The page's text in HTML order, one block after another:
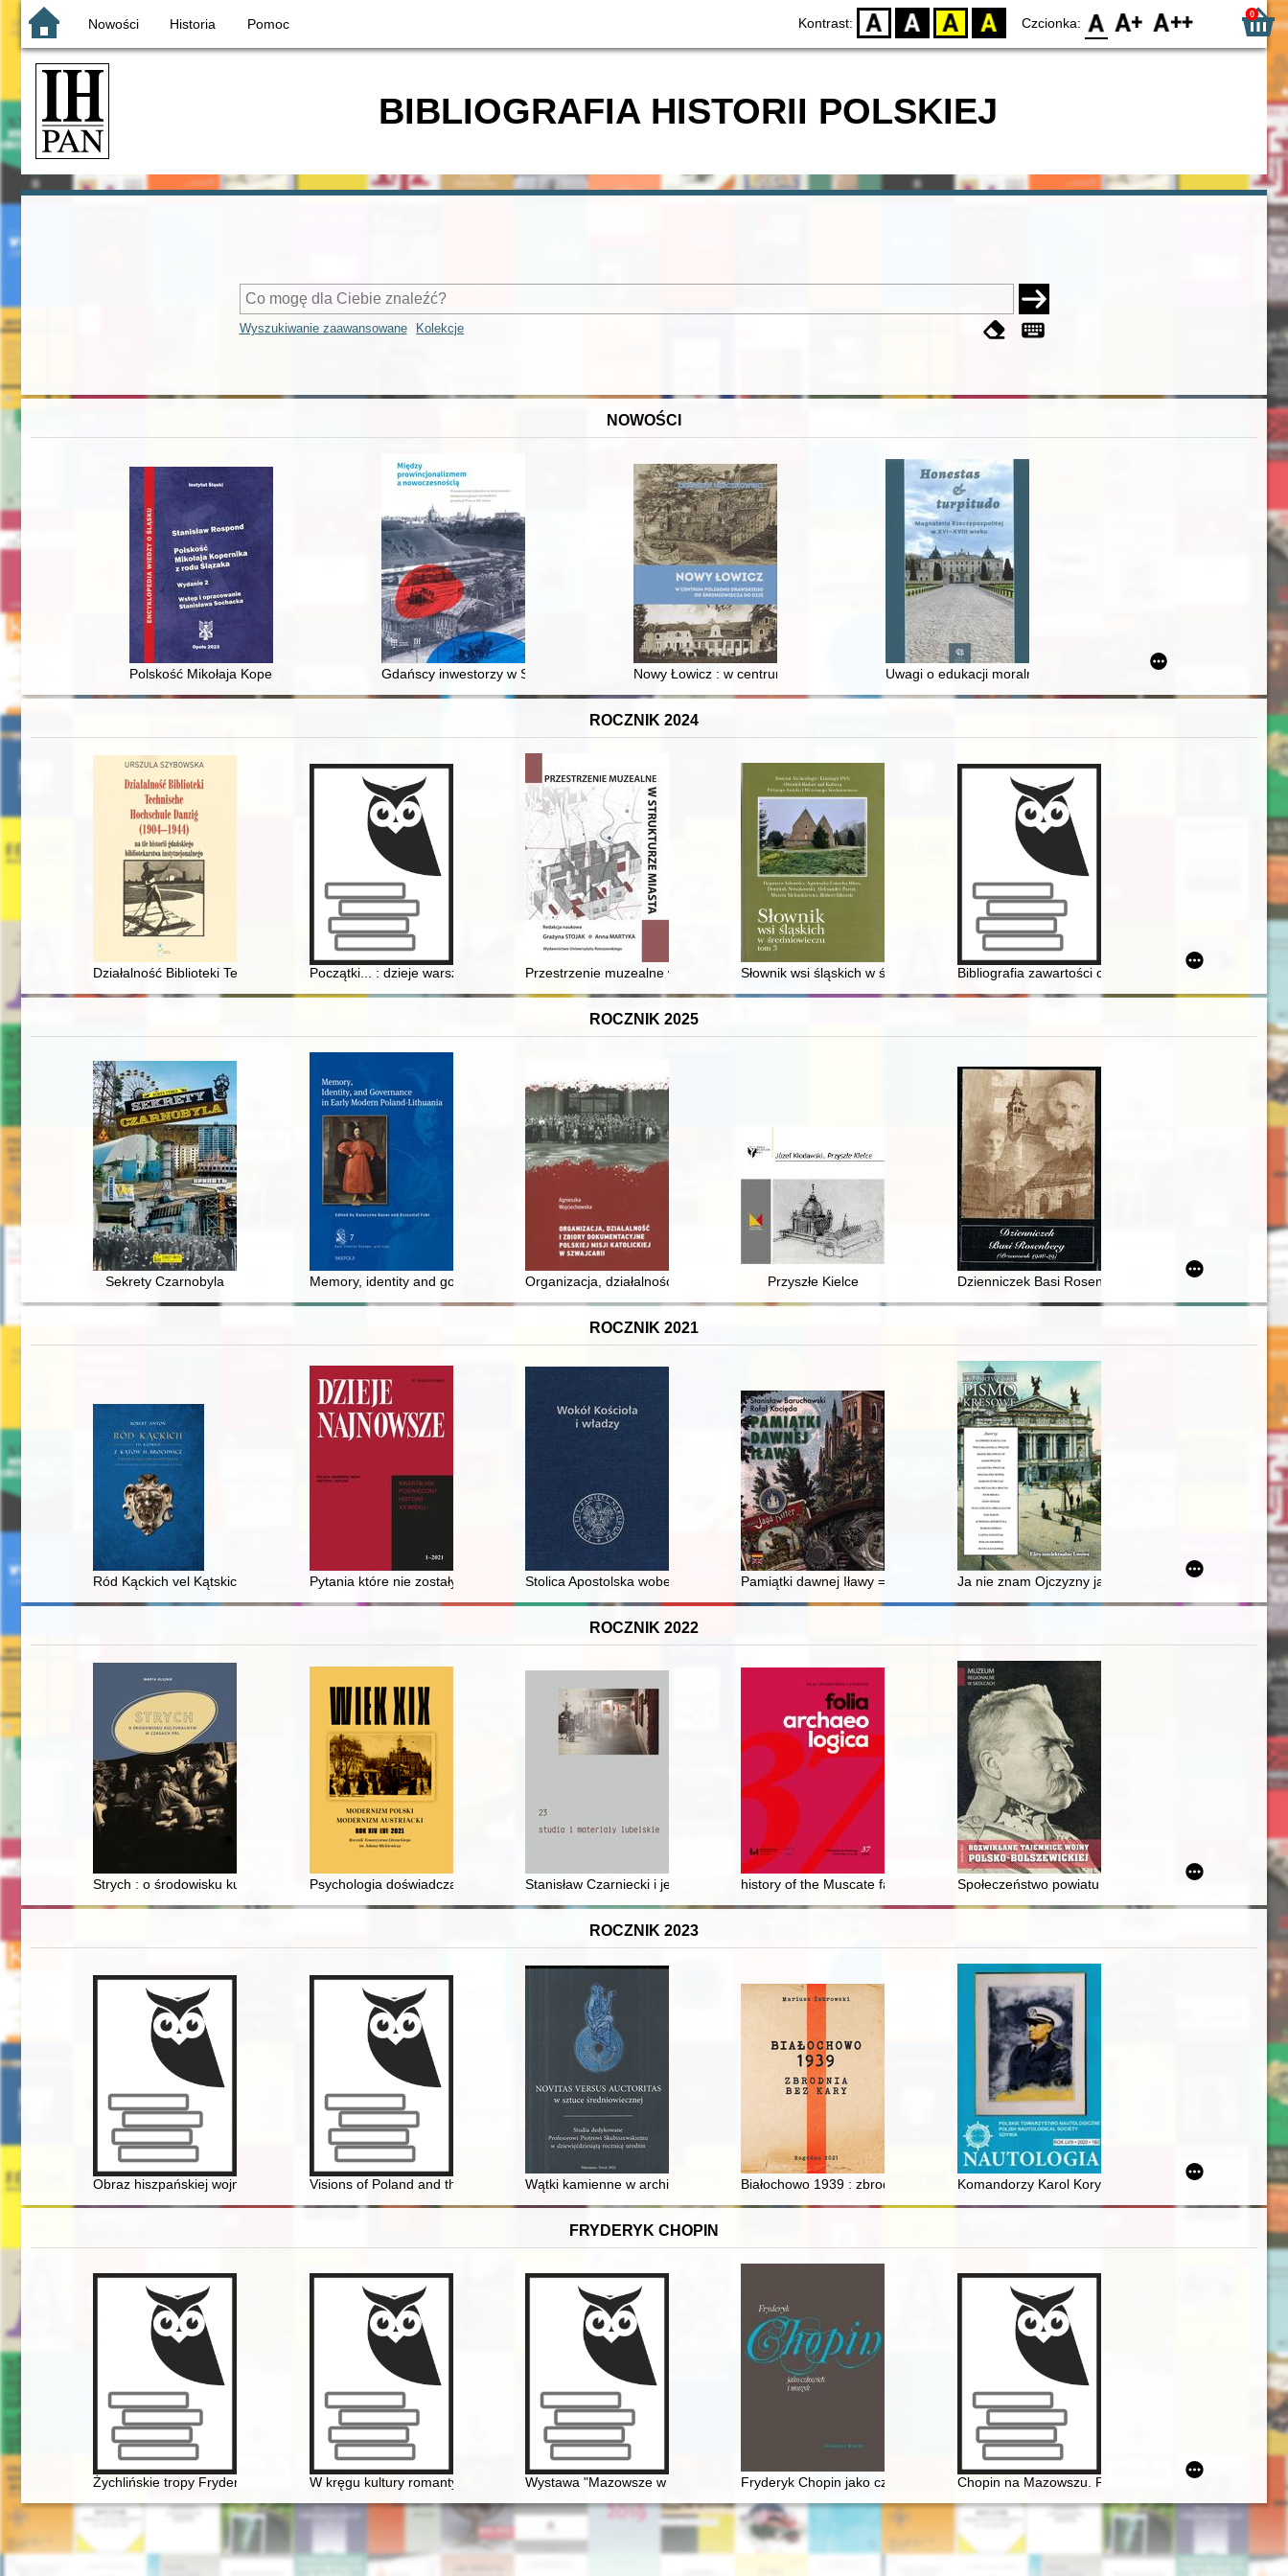
Nowości Historia Pomoc Kontrast: D BW YB BY Czcionka: F0 F1 F2 0
BIBLIOGRAFIA HISTORII POLSKIEJ
Wyszukiwanie zaawansowane Kolekcje
NOWOŚCI
Polskość Mikołaja Kopernika z rodu ŚlązakaGdańscy inwestorzy w Sopocie : prestiż finansowy i towarzyski lokalnego mieszczaństwa w 2. poł. XIX w
Nowy Łowicz : w centrum poligonu drawskiego od średniowiecza do dziśUwagi o edukacji moralnej synów szlacheckich w XVI-wiecznej
ROCZNIK 2024
Działalność Biblioteki Technische Hochschule Danzig (1904-1944) na tle historii gdańskiego bibliotekarstwa instytucjonalnego
Początki... : dzieje warszawskiej szkoły medycznej 1789-1831
Przestrzenie muzealne w strukturze miastaSłownik wsi śląskich w średniowieczu. T. 3,Bibliografia zawartości czasopism warszawskich
ROCZNIK 2025
Sekrety Czarnobyla Memory, identity and governance in early modern Poland-LithuaniaOrganizacja, działalność i zbiory dokumentacyjne Polskiej Misji Katolickiej w Szwajcarii
Przyszłe Kielce Dzienniczek Basi Rosenberg : (Przeworsk 1938-1939)
ROCZNIK 2021
Ród Kąckich vel Kątskich z Kątów H. Brochwicz : przyczynek do dziejów rodów rycerskich Małopolski : studium historyczno-genealogiczne od połowy XIV wieku
Pytania które nie zostały zadane Stolica Apostolska wobec aneksji Śląska Zaolziańskiego przez PolskęPamiątki dawnej Iławy = Erinnerungen an das alte Deutsch Eylau = The memorabilia of
Ja nie znam Ojczyzny jak Polska, w jej
ROCZNIK 2022
Strych : o środowisku kulturalnym w czasach PRLPsychologia doświadczalna a rozwój lwowskiej krytyki literackiej : przypadek Ostapa Ortwina
Stanisław Czarniecki i jego zasługi dla Muzeum Lubelskiego : dwugłos = Stanisław Czarniecki and his merits for the Lublin
history of the Muscate family’s mansion at 5 Dominikswall street in Gdańsk = Historia
Społeczeństwo powiatu sokołowskiego wobec
ROCZNIK 2023
Obraz hiszpańskiej wojny domowej na łamach "Wiadomości Literackich". Cz. 2
Visions of Poland and the Poles in the memories by Ukrainian public and cultural figures of the second half of the 20th century - early 21st century
Wątki kamienne w architekturze Krakowa XIII-XV wieku : zarys problemu
Białochowo 1939 : zbrodnia bez karyKomandorzy Karol Korytowski i Stefan Frankowski : w
FRYDERYK CHOPIN
Żychlińskie tropy Fryderyka [Chopina]W kręgu kultury romantycznej. W 200-lecie urodzin Fryderyka Chopina i w 100-lecie powstania "Roty" Feliksa Nowowiejskiego [1877-1946]
Wystawa "Mazowsze w czasach Chopina" - połączenie środków tradycyjnych i nowoczesnych jako sposób budowania
Fryderyk Chopin jako człowiek i muzykChopin na Mazowszu. Przewodnik po miejscach